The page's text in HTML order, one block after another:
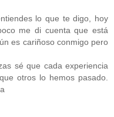
lo que te digo, hoy
me di cuenta que está
es cariñoso conmigo pero
sé que cada experiencia
otros lo hemos pasado.